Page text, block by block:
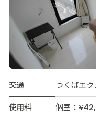
交通
つくばエ
使用料
個室：